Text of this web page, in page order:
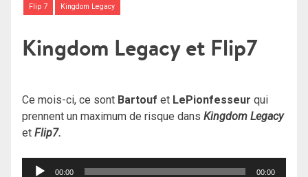
Flip 7 Kingdom Legacy
Kingdom Legacy et Flip7
Ce mois-ci, ce sont Bartouf et LePionfesseur qui
prennent un maximum de risque dans Kingdom Legacy
et Flip7.
Lecteur
00:00 00:00